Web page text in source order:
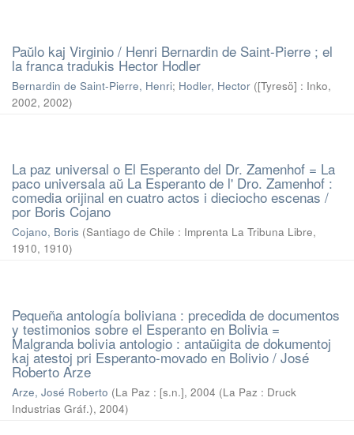
Paŭlo kaj Virginio / Henri Bernardin de Saint-Pierre ; el
la franca tradukis Hector Hodler
Bernardin de Saint-Pierre, Henri; Hodler, Hector ([Tyresö] : Inko,
2002, 2002)
La paz universal o El Esperanto del Dr. Zamenhof = La
paco universala aŭ La Esperanto de l' Dro. Zamenhof :
comedia orijinal en cuatro actos i dieciocho escenas /
por Boris Cojano
Cojano, Boris (Santiago de Chile : Imprenta La Tribuna Libre,
1910, 1910)
Pequeña antología boliviana : precedida de documentos
y testimonios sobre el Esperanto en Bolivia =
Malgranda bolivia antologio : antaŭigita de dokumentoj
kaj atestoj pri Esperanto-movado en Bolivio / José
Roberto Arze
Arze, José Roberto (La Paz : [s.n.], 2004 (La Paz : Druck
Industrias Gráf.), 2004)